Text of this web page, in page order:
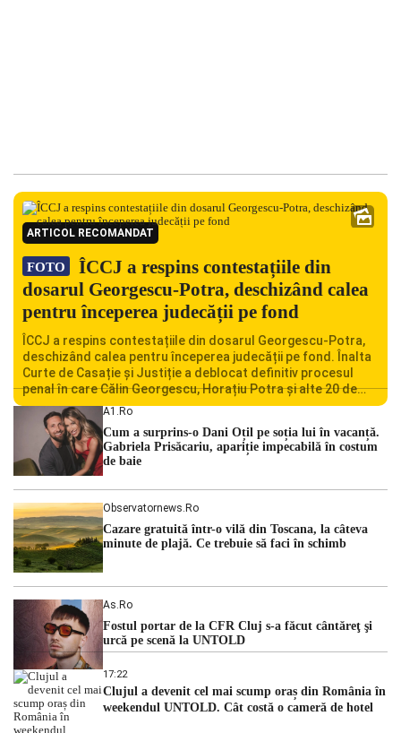
ARTICOL RECOMANDAT
FOTO
ÎCCJ a respins contestațiile din
dosarul Georgescu-Potra, deschizând calea
pentru începerea judecății pe fond
ÎCCJ a respins contestațiile din dosarul Georgescu-Potra,
deschizând calea pentru începerea judecății pe fond. Înalta
Curte de Casație și Justiție a deblocat definitiv procesul
penal în care Călin Georgescu, Horațiu Potra și alte 20 de
persoane sunt acuzați de acțiuni îndreptate împotriva
ordinii constituționale. În ședința din camera preliminară,
judecătorii de la instanța supremă au […]
A1.ro
Cum a surprins-o Dani Oțil pe soția lui în vacanță.
Gabriela Prisăcariu, apariție impecabilă în costum
de baie
Observatornews.ro
Cazare gratuită într-o vilă din Toscana, la câteva
minute de plajă. Ce trebuie să faci în schimb
As.ro
Fostul portar de la CFR Cluj s-a făcut cântăreţ şi
urcă pe scenă la UNTOLD
17:22
Clujul a devenit cel mai scump oraș din România în
weekendul UNTOLD. Cât costă o cameră de hotel